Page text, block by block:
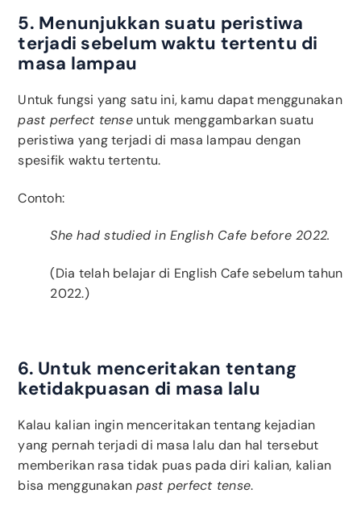
5. Menunjukkan suatu peristiwa
terjadi sebelum waktu tertentu di
masa lampau
Untuk fungsi yang satu ini, kamu dapat menggunakan
past perfect tenseuntuk menggambarkan suatu
peristiwa yang terjadi di masa lampau dengan
spesifik waktu tertentu.
Contoh:
She had studied in English Cafe before 2022.
(Dia telah belajar di English Cafe sebelum tahun
2022.)
6. Untuk menceritakan tentang
ketidakpuasan di masa lalu
Kalau kalian ingin menceritakan tentang kejadian
yang pernah terjadi di masa lalu dan hal tersebut
memberikan rasa tidak puas pada diri kalian, kalian
bisa menggunakan past perfect tense.